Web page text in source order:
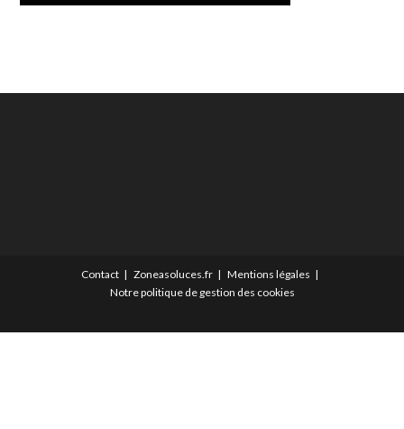
Contact Zoneasoluces.fr
Mentions légales
Notre politique de gestion des cookies